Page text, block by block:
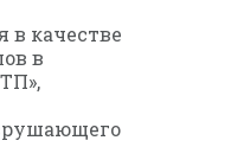
в качестве
в